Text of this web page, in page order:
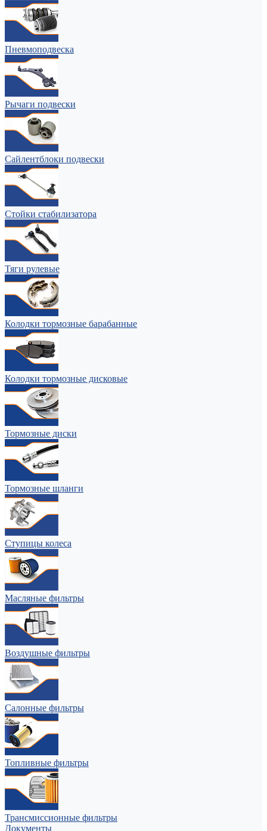
Пневмоподвеска
Рычаги подвески
Сайлентблоки подвески
Стойки стабилизатора
Тяги рулевые
Колодки тормозные барабанные
Колодки тормозные дисковые
Тормозные диски
Тормозные шланги
Ступицы колеса
Масляные фильтры
Воздушные фильтры
Салонные фильтры
Топливные фильтры
Трансмиссионные фильтры
Документы